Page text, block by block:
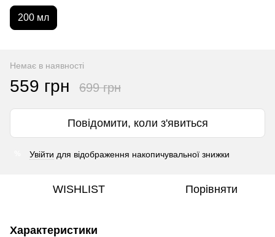
200 мл
Немає в наявності
559 грн 699 грн
Повідомити, коли з'явиться
Увійти для відображення накопичувальної знижки
WISHLIST Порівняти
Характеристики